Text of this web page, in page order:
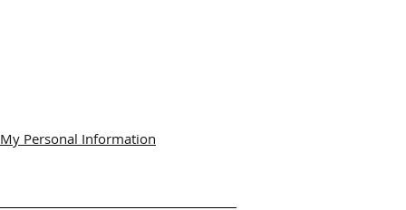
Personal Information